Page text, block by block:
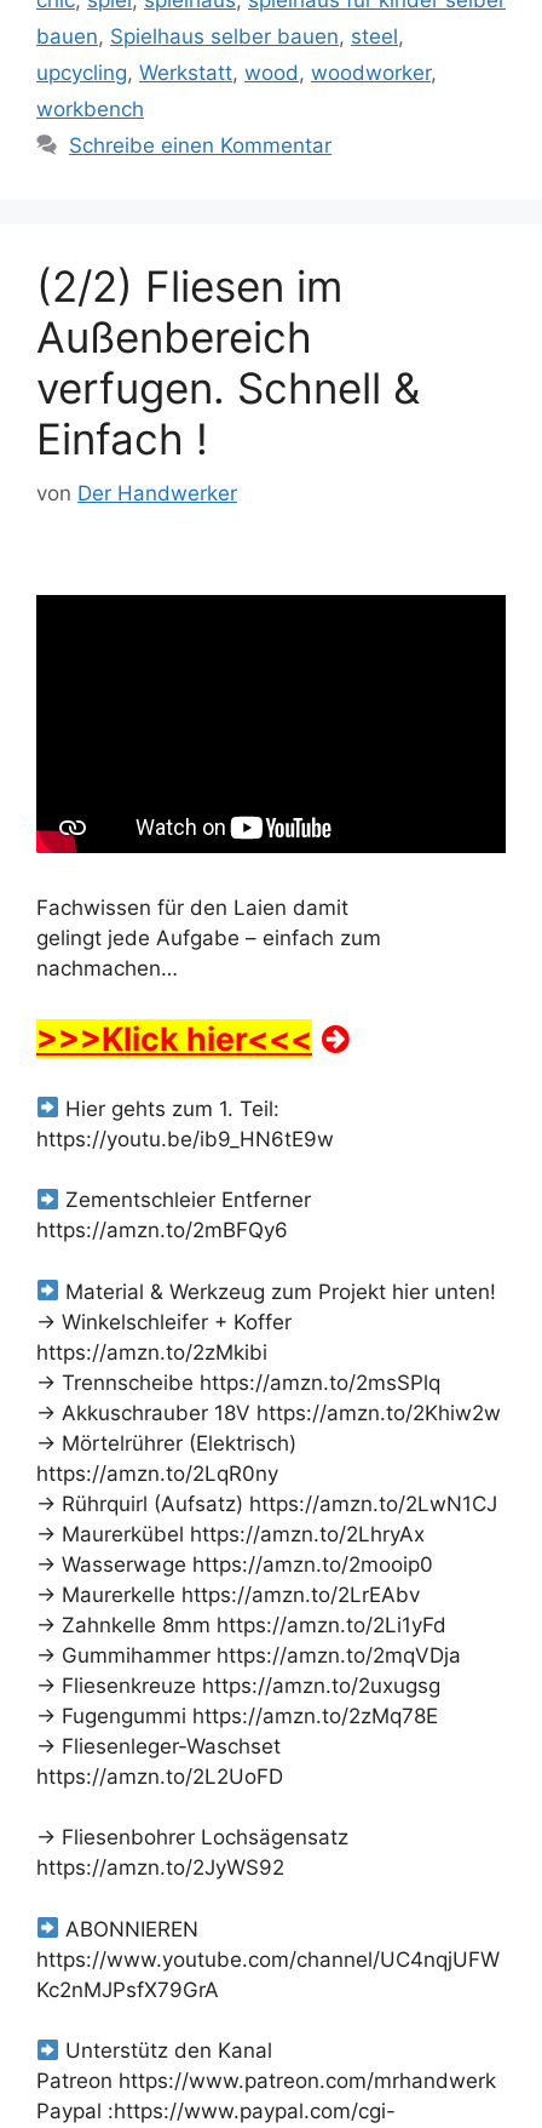
bauen, Spielhaus selber bauen, steel,
upcycling, Werkstatt, wood, woodworker,
workbench
Schreibe einen Kommentar
(2/2) Fliesen im
Außenbereich
verfugen. Schnell &
Einfach !
von Der Handwerker
Fachwissen für den Laien damit
gelingt jede Aufgabe – einfach zum
nachmachen…
>>>Klick hier<<<
Hier gehts zum 1. Teil:
https://youtu.be/ib9_HN6tE9w
Zementschleier Entferner
https://amzn.to/2mBFQy6
Material & Werkzeug zum Projekt hier unten!
→ Winkelschleifer + Koffer
https://amzn.to/2zMkibi
→ Trennscheibe https://amzn.to/2msSPlq
→ Akkuschrauber 18V https://amzn.to/2Khiw2w
→ Mörtelrührer (Elektrisch)
https://amzn.to/2LqR0ny
→ Rührquirl (Aufsatz) https://amzn.to/2LwN1CJ
→ Maurerkübel https://amzn.to/2LhryAx
→ Wasserwage https://amzn.to/2mooip0
→ Maurerkelle https://amzn.to/2LrEAbv
→ Zahnkelle 8mm https://amzn.to/2Li1yFd
→ Gummihammer https://amzn.to/2mqVDja
→ Fliesenkreuze https://amzn.to/2uxugsg
→ Fugengummi https://amzn.to/2zMq78E
→ Fliesenleger-Waschset
https://amzn.to/2L2UoFD
→ Fliesenbohrer Lochsägensatz
https://amzn.to/2JyWS92
ABONNIEREN
https://www.youtube.com/channel/UC4nqjUFW
Kc2nMJPsfX79GrA
Unterstütz den Kanal
Patreon https://www.patreon.com/mrhandwerk
Paypal :https://www.paypal.com/cgi-